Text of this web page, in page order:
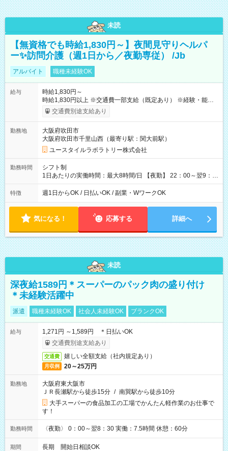
未読
【無資格でも時給1,830円～】夜間見守りヘルパ
ー✨訪問介護（週1日から／夜勤専従） /Jb
アルバイト 職種未経験OK
給与
時給1,830円～
時給1,830円以上 ※交通費一部支給（既定あり） ※経験・能力を
考慮して決定します 【収入例】 週1回勤務の場合：1,830円×8時
間×4回=5万8,560円 週3回勤務の場合：1,830円×8時間×12回
月 ※ 雇用形態と給与に、本採用時と異なる部分があります。 雇
用形態：本採用時と同じです。 給与：時給 1,610円以上
交通費別途支給あり
勤務地
大阪府吹田市
大阪府吹田市千里山西（最寄り駅：関大前駅）
ユースタイルラボラトリー株式会社
勤務時間
シフト制
1日あたりの実働時間：最大8時間/日 【夜勤】 22：00～翌9：
00 ※週1日～OK ／ 夜勤専従 ＊＊ 勤務時間例 ＊＊ ■22時か
ら翌7時 ■23時から翌8時 ■24時から翌9時 など ※上記の時間
ます。 ※曜日固定（毎週同じ曜日での勤務となります）
特徴 週1日からOK / 日払いOK / 副業・WワークOK
気になる！ 応募する 詳細へ
未読
深夜給1589円＊スーパーのパック肉の盛り付け
＊未経験活躍中
派遣 職種未経験OK 社会人未経験OK ブランクOK
給与
1,271円 ～1,589円 ＊日払いOK
交通費別途支給あり
交通費 嬉しい全額支給（社内規定あり）
月収例 20～25万円
勤務地
大阪府東大阪市
ＪＲ長瀬駅から徒歩15分 / 南巽駅から徒歩10分
大手スーパーの食品加工の工場でかんたん軽作業のお仕事で
す！
勤務時間 〈夜勤〉 0：00～翌8：30 実働：7.5時間 休憩：60分
期間 長期 開始日相談OK